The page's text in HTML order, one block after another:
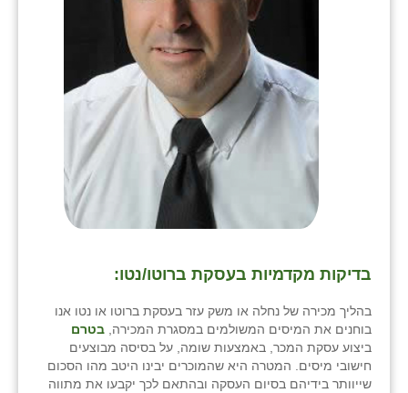
בדיקות מקדמיות בעסקת ברוטו/נטו:
בהליך מכירה של נחלה או משק עזר בעסקת ברוטו או נטו אנו
בוחנים את המיסים המשולמים במסגרת המכירה, בטרם
ביצוע עסקת המכר, באמצעות שומה, על בסיסה מבוצעים
חישובי מיסים. המטרה היא שהמוכרים יבינו היטב מהו הסכום
שייוותר בידיהם בסיום העסקה ובהתאם לכך יקבעו את מתווה